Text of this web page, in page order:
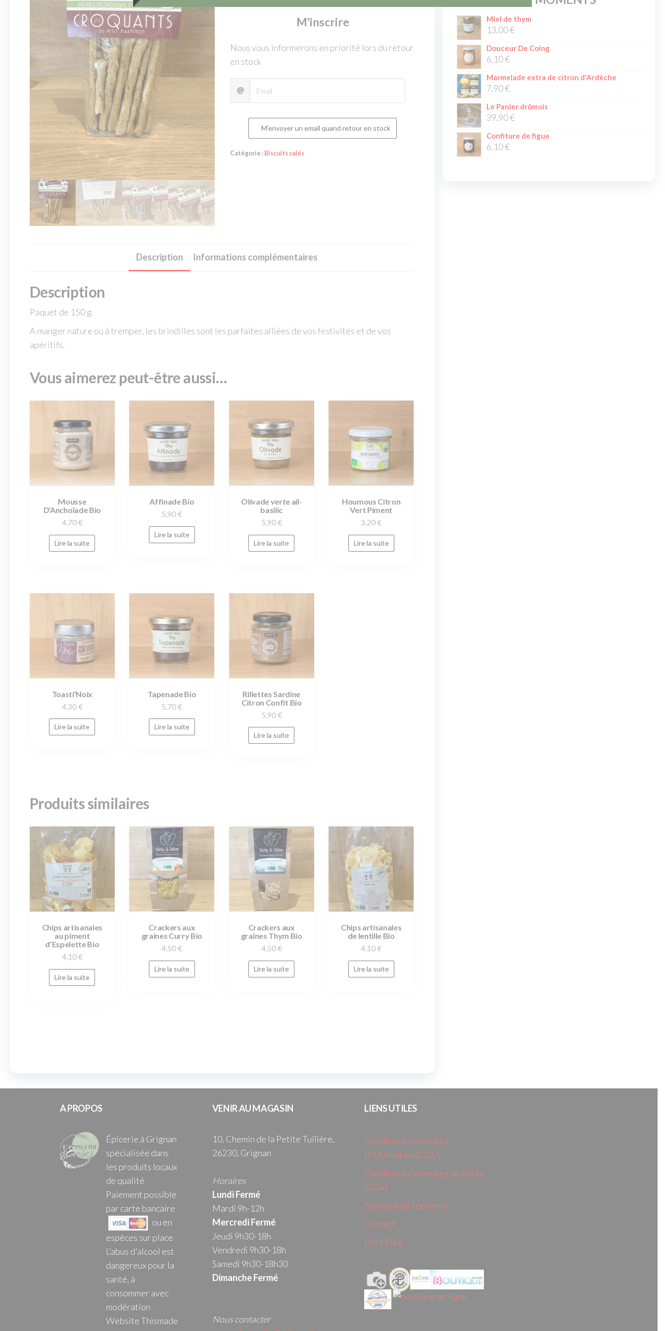
M'inscrire
Nous vous informerons en priorité lors du retour
en stock
M'envoyer un email quand retour en stock
Catégorie : Biscuits salés
Description Informations complémentaires
Description
Paquet de 150 g.
A manger nature ou à tremper, les brindilles sont les parfaites alliées de vos festivités et de vos
apéritifs.
Vous aimerez peut-être aussi…
Mousse
D’Anchoïade Bio
4,70 €
Lire la suite
Affinade Bio
5,90 €
Lire la suite
Olivade verte ail-
basilic
5,90 €
Lire la suite
Houmous Citron
Vert Piment
3,20 €
Lire la suite
Toasti’Noix
4,30 €
Lire la suite
Tapenade Bio
5,70 €
Lire la suite
Rillettes Sardine
Citron Confit Bio
5,90 €
Lire la suite
Produits similaires
Chips artisanales
au piment
d’Espelette Bio
4,10 €
Lire la suite
Crackers aux
graines Curry Bio
4,50 €
Lire la suite
Crackers aux
graines Thym Bio
4,50 €
Lire la suite
Chips artisanales
de lentille Bio
4,10 €
Lire la suite
Miel de thym
13,00€
Douceur De Coing
6,10€
Marmelade extra de citron d'Ardèche
7,90€
Le Panier drômois
39,90€
Confiture de figue
6,10€
A PROPOS VENIR AU MAGASIN LIENS UTILES
Épicerie à Grignan
spécialisée dans
les produits locaux
de qualité
Paiement possible
par carte bancaire
ou en
espèces sur place
L'abus d'alcool est
dangereux pour la
santé, à
consommer avec
modération
Website Thismade
10, Chemin de la Petite Tuilière,
26230, Grignan
Horaires
Lundi Fermé
Mardi 9h-12h
MercrediFermé
Jeudi 9h30-18h
Vendredi 9h30-18h
Samedi 9h30-18h30
Dimanche Fermé
Nous contacter
Conditions Générales
D’Utilisation (CGU)
Conditions Générales de Vente
(CGV)
A propos de l’épicerie
Contact
Petit Futé